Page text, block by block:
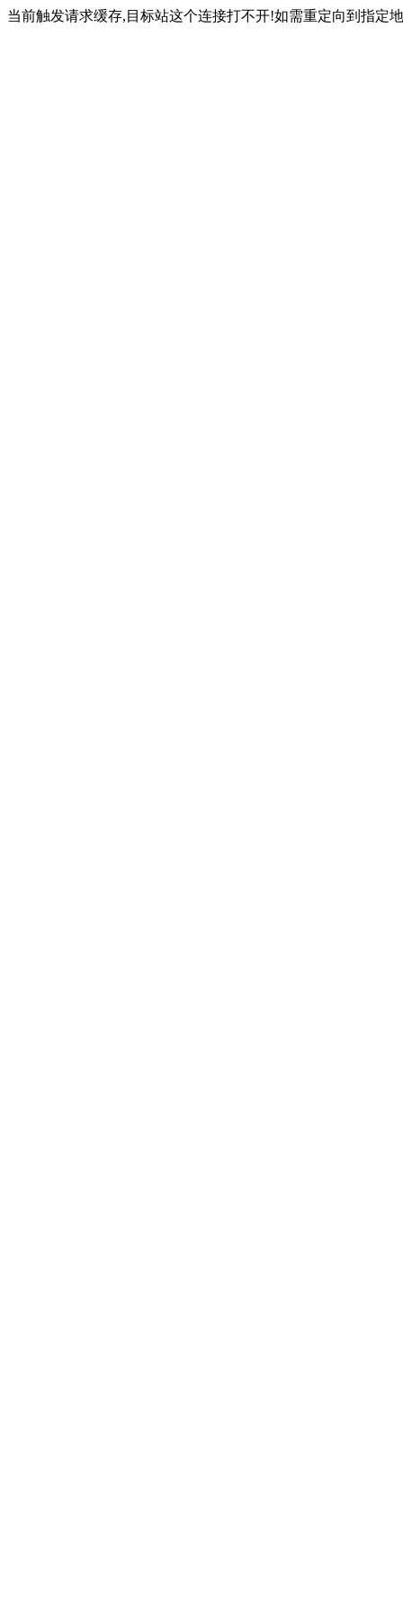
当前触发请求缓存,目标站这个连接打不开!如需重定向到指定